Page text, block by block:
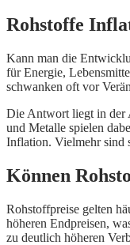
Rohstoffe
Kann man die
für Energie,
schwanken oft vor
Die Antwort liegt in der
und Metalle spielen
Inflation. Vielmehr sind
Können
Rohstoffpreise gelten
höheren Endpreisen,
zu deutlich höheren